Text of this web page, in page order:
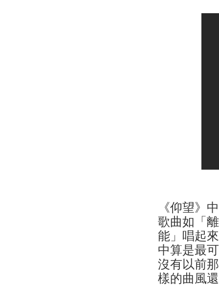
《仰望》
歌曲如「
能」唱起
中算是最
沒有以前
樣的曲風